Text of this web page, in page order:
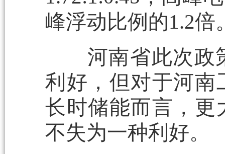
峰浮动比例的1.2倍
河南省此次政策
利好，但对于河南
长时储能而言，更
不失为一种利好。